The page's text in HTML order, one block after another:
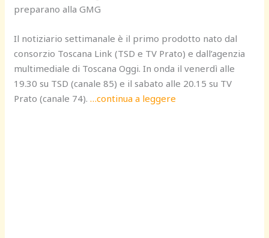
preparano alla GMG
Il notiziario settimanale è il primo prodotto nato dal
consorzio Toscana Link (TSD e TV Prato) e dall’agenzia
multimediale di Toscana Oggi. In onda il venerdì alle
19.30 su TSD (canale 85) e il sabato alle 20.15 su TV
Prato (canale 74).…continua a leggere